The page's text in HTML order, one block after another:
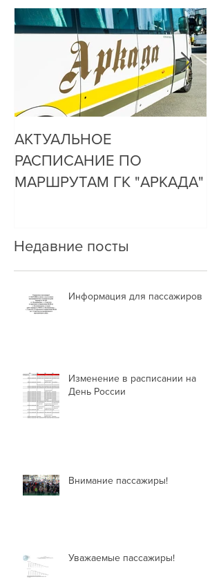
АКТУАЛЬНОЕ
РАСПИСАНИЕ ПО
МАРШРУТАМ ГК "АРКАДА"
Недавние посты
Информация для пассажиров
Изменение в расписании на
День России
Внимание пассажиры!
Уважаемые пассажиры!